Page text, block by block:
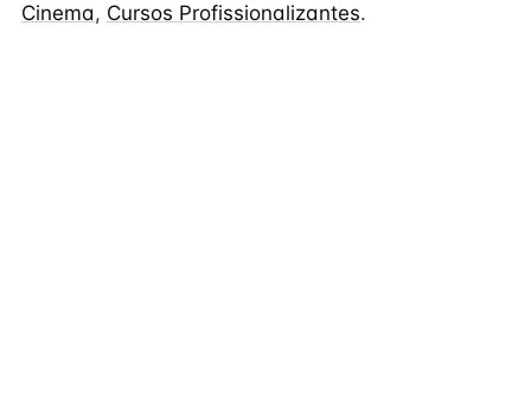
Cinema, Cursos Profissionalizantes.